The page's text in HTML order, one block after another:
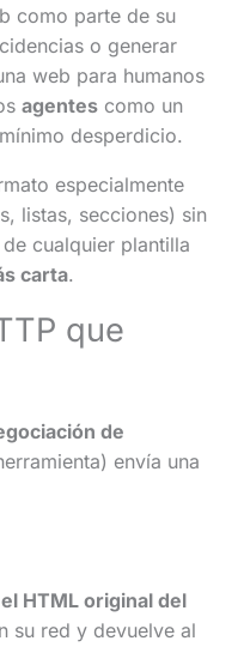
como parte de su
o generar
web para humanos
agentescomo un
desperdicio.
especialmente
listas, secciones) sin
cualquier plantilla
carta.
que
de
envía una
HTML original del
su red y devuelve al